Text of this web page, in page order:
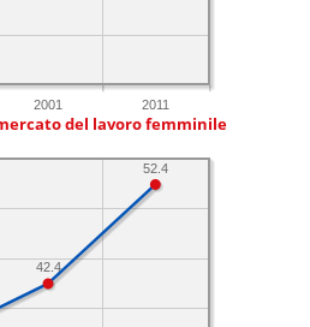
2001 2011
del lavoro femminile
52.4
42.4